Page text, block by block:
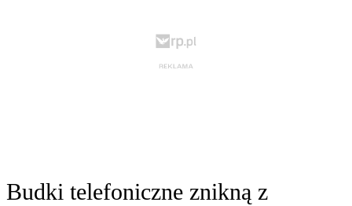
Budki telefoniczne znikną z